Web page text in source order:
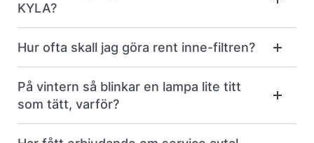
KYLA?
Hur ofta skall jag göra rent inne-filtren?
På vintern så blinkar en lampa lite titt
som tätt, varför?